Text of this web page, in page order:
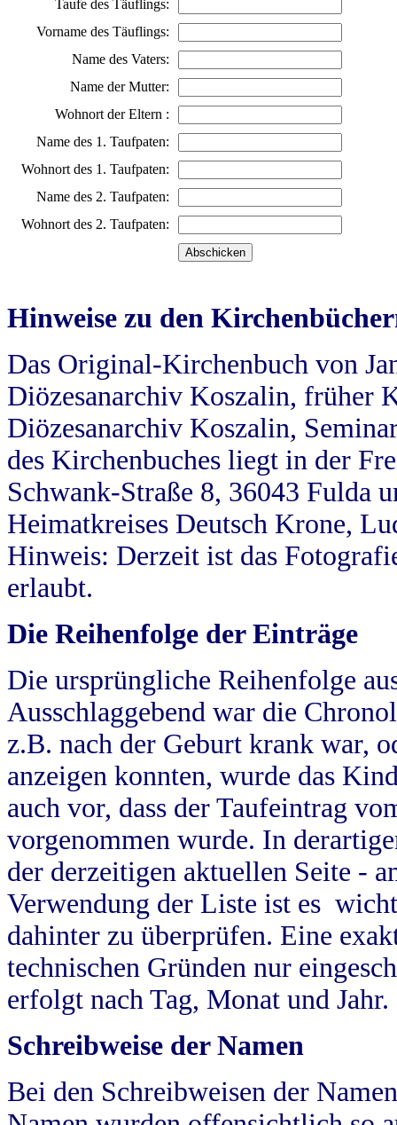
Taufe des Täuflings:
Vorname des Täuflings:
Name des Vaters:
Name der Mutter:
Wohnort der Eltern :
Name des 1. Taufpaten:
Wohnort des 1. Taufpaten:
Name des 2. Taufpaten:
Wohnort des 2. Taufpaten:
Hinweise zu den
Das Original-Kirchenbuch von
Diözesanarchiv Koszalin, früher
Diözesanarchiv Koszalin,
des Kirchenbuches liegt in der
Schwank-Straße 8, 36043 Fulda
Heimatkreises Deutsch Krone,
Hinweis: Derzeit ist das
erlaubt.
Die Reihenfolge der Einträge
Die ursprüngliche Reihenfolge
Ausschlaggebend war die
z.B. nach der Geburt krank war,
anzeigen konnten, wurde das
auch vor, dass der Taufeintrag
vorgenommen wurde. In
der derzeitigen aktuellen Seite -
Verwendung der Liste ist es
dahinter zu überprüfen. Eine
technischen Gründen nur
erfolgt nach Tag, Monat und Jahr.
Schreibweise der Namen
Bei den Schreibweisen der